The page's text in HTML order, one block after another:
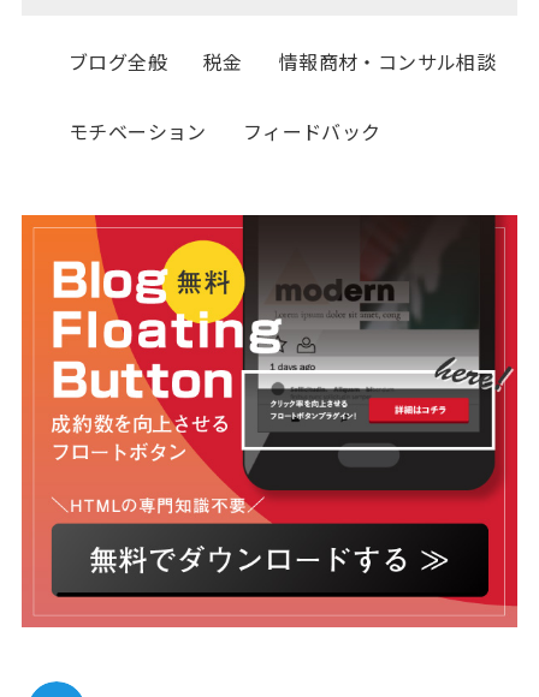
ブログ全般 税金 情報商材・コンサル相談
モチベーション フィードバック